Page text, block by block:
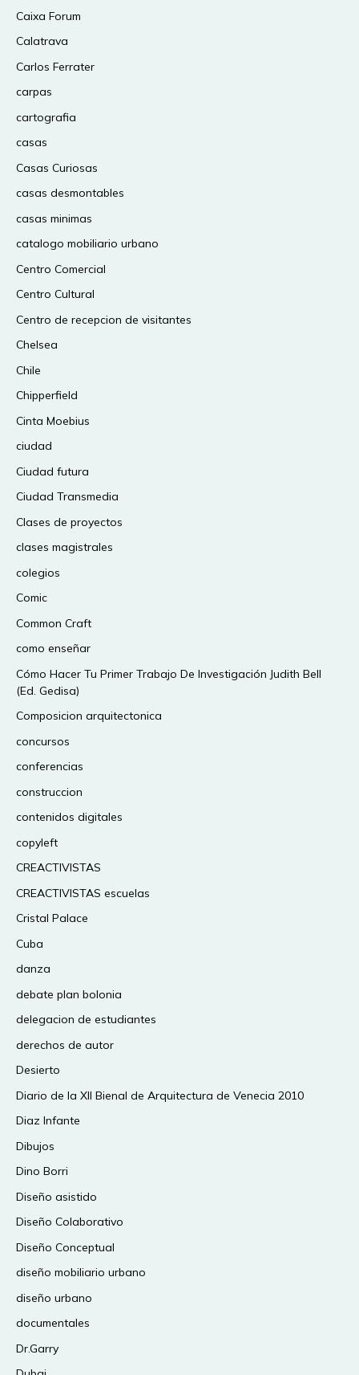
Caixa Forum
Calatrava
Carlos Ferrater
carpas
cartografia
casas
Casas Curiosas
casas desmontables
casas minimas
catalogo mobiliario urbano
Centro Comercial
Centro Cultural
Centro de recepcion de visitantes
Chelsea
Chile
Chipperfield
Cinta Moebius
ciudad
Ciudad futura
Ciudad Transmedia
Clases de proyectos
clases magistrales
colegios
Comic
Common Craft
como enseñar
Cómo Hacer Tu Primer Trabajo De Investigación Judith Bell
(Ed. Gedisa)
Composicion arquitectonica
concursos
conferencias
construccion
contenidos digitales
copyleft
CREACTIVISTAS
CREACTIVISTAS escuelas
Cristal Palace
Cuba
danza
debate plan bolonia
delegacion de estudiantes
derechos de autor
Desierto
Diario de la XII Bienal de Arquitectura de Venecia 2010
Diaz Infante
Dibujos
Dino Borri
Diseño asistido
Diseño Colaborativo
Diseño Conceptual
diseño mobiliario urbano
diseño urbano
documentales
Dr.Garry